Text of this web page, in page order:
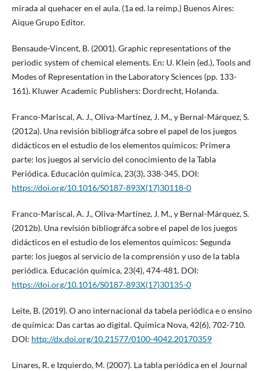
mirada al quehacer en el aula. (1a ed. la reimp.) Buenos Aires:
Aique Grupo Editor.
Bensaude-Vincent, B. (2001). Graphic representations of the
periodic system of chemical elements. En: U. Klein (ed.), Tools and
Modes of Representation in the Laboratory Sciences (pp. 133-
161). Kluwer Academic Publishers: Dordrecht, Holanda.
Franco-Mariscal, A. J., Oliva-Martínez, J. M., y Bernal-Márquez, S.
(2012a). Una revisión bibliográfca sobre el papel de los juegos
didácticos en el estudio de los elementos químicos: Primera
parte: los juegos al servicio del conocimiento de la Tabla
Periódica. Educación química, 23(3), 338-345. DOI:
https://doi.org/10.1016/S0187-893X(17)30118-0
Franco-Mariscal, A. J., Oliva-Martínez, J. M., y Bernal-Márquez, S.
(2012b). Una revisión bibliográfca sobre el papel de los juegos
didácticos en el estudio de los elementos químicos: Segunda
parte: los juegos al servicio de la comprensión y uso de la tabla
periódica. Educación química, 23(4), 474-481. DOI:
https://doi.org/10.1016/S0187-893X(17)30135-0
Leite, B. (2019). O ano internacional da tabela periódica e o ensino
de química: Das cartas ao digital. Química Nova, 42(6), 702-710.
DOI: http://dx.doi.org/10.21577/0100-4042.20170359
Linares, R. e Izquierdo, M. (2007). La tabla periódica en el Journal